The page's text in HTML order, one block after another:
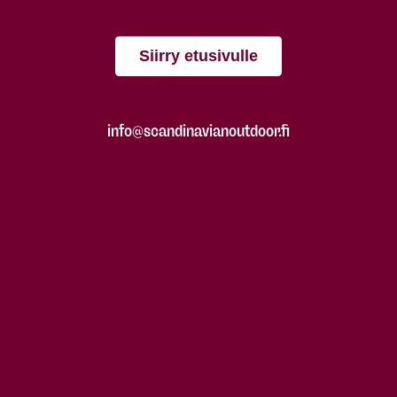
Siirry etusivulle
info@scandinavianoutdoor.fi